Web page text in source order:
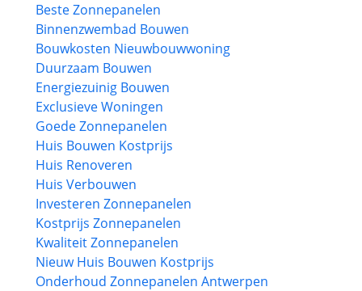
Beste Zonnepanelen
Binnenzwembad Bouwen
Bouwkosten Nieuwbouwwoning
Duurzaam Bouwen
Energiezuinig Bouwen
Exclusieve Woningen
Goede Zonnepanelen
Huis Bouwen Kostprijs
Huis Renoveren
Huis Verbouwen
Investeren Zonnepanelen
Kostprijs Zonnepanelen
Kwaliteit Zonnepanelen
Nieuw Huis Bouwen Kostprijs
Onderhoud Zonnepanelen Antwerpen